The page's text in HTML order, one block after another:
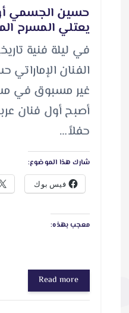
حسين الجسمي
يعتلي المسرح
​في ليلة فنية
الفنان
غير مسبوق في
أصبح أول فنان
حفلاً…
شارك هذا الموضوع:
فيس بوك
معجب بهذه:
Read more